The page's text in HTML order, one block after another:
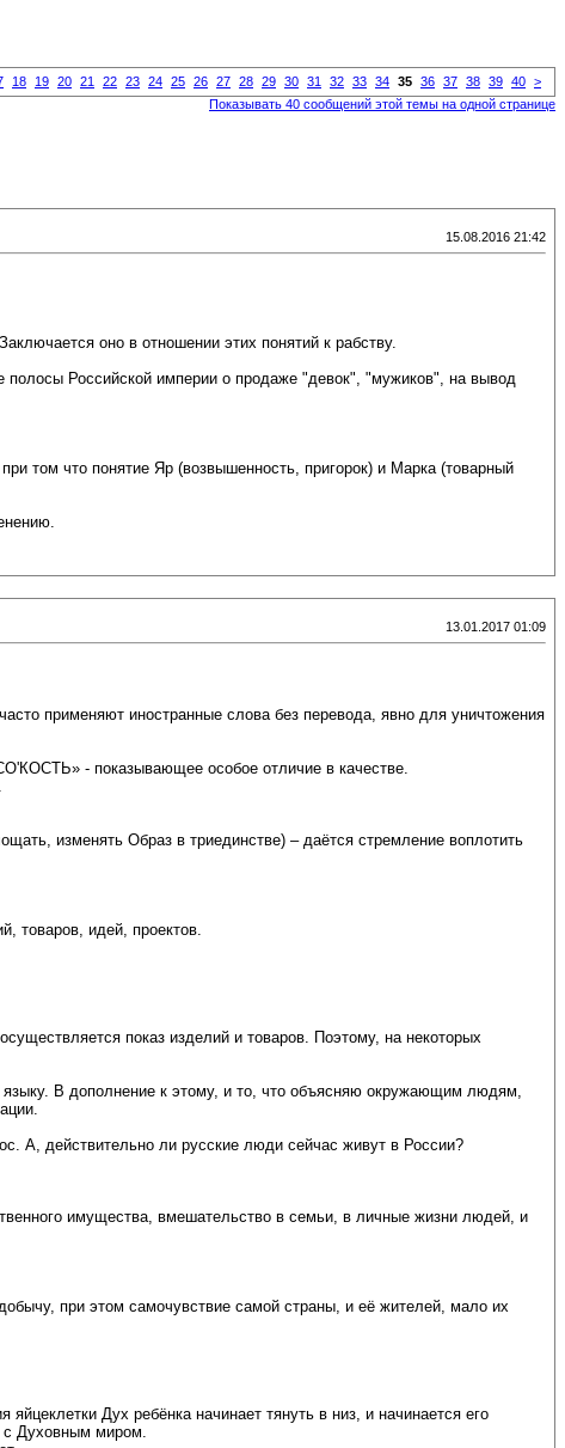
18 19 20 21 22 23 24 25 26 27 28 29 30 31 32 33 34 35 36 37 38 39 40 >
Показывать 40 сообщений этой темы на одной странице
15.08.2016 21:42
оно в отношении этих понятий к рабству.
Российской империи о продаже "девок", "мужиков", на вывод
том что понятие Яр (возвышенность, пригорок) и Марка (товарный
13.01.2017 01:09
применяют иностранные слова без перевода, явно для уничтожения
- показывающее особое отличие в качестве.
изменять Образ в триединстве) – даётся стремление воплотить
товаров, идей, проектов.
показ изделий и товаров. Поэтому, на некоторых
В дополнение к этому, и то, что объясняю окружающим людям,
А, действительно ли русские люди сейчас живут в России?
имущества, вмешательство в семьи, в личные жизни людей, и
при этом самочувствие самой страны, и её жителей, мало их
Дух ребёнка начинает тянуть в низ, и начинается его
с Духовным миром.